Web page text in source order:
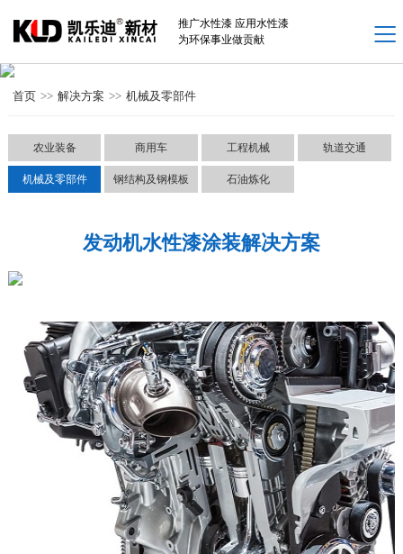
推广水性漆 应用水性漆
为环保事业做贡献
网站首页
水性工业漆产品 +
案例中心 +
首页 >> 解决方案 >> 机械及零部件
农业装备 商用车 工程机械 轨道交通
机械及零部件 钢结构及钢模板 石油炼化
发动机水性漆涂装解决方案